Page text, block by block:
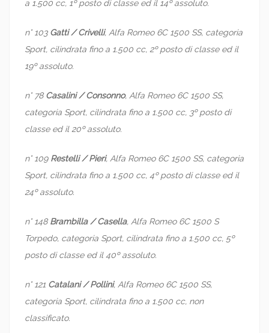
a 1.500 cc, 1º posto di classe ed il 14º assoluto.
n° 103 Gatti / Crivelli, Alfa Romeo 6C 1500 SS, categoria
Sport, cilindrata fino a 1.500 cc, 2º posto di classe ed il
19º assoluto.
n° 78 Casalini / Consonno, Alfa Romeo 6C 1500 SS,
categoria Sport, cilindrata fino a 1.500 cc, 3º posto di
classe ed il 20º assoluto.
n° 109 Restelli / Pieri, Alfa Romeo 6C 1500 SS, categoria
Sport, cilindrata fino a 1.500 cc, 4º posto di classe ed il
24º assoluto.
n° 148 Brambilla / Casella, Alfa Romeo 6C 1500 S
Torpedo, categoria Sport, cilindrata fino a 1.500 cc, 5º
posto di classe ed il 40º assoluto.
n° 121 Catalani / Pollini, Alfa Romeo 6C 1500 SS,
categoria Sport, cilindrata fino a 1.500 cc, non
classificato.